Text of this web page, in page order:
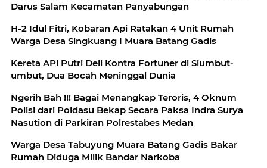
Darus Salam Kecamatan Panyabungan
H-2 Idul Fitri, Kobaran Api Ratakan 4 Unit Rumah
Warga Desa Singkuang I Muara Batang Gadis
Kereta APi Putri Deli Kontra Fortuner di Siumbut-
umbut, Dua Bocah Meninggal Dunia
Ngerih Bah !!! Bagai Menangkap Teroris, 4 Oknum
Polisi dari Poldasu Bekap Secara Paksa Indra Surya
Nasution di Parkiran Polrestabes Medan
Warga Desa Tabuyung Muara Batang Gadis Bakar
Rumah Diduga Milik Bandar Narkoba